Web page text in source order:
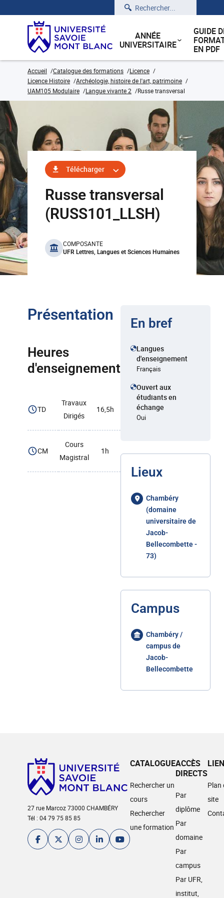
Rechercher
ANNÉE
UNIVERSITAIRE
GUIDE
EN PDF
Accueil Catalogue des formations
Licence
Licence Histoire
Archéologie, histoire de l'art, patrimoine
UAM105 Modulaire
Langue vivante 2 Russe transversal
Télécharger
Russe transversal
(RUSS101_LLSH)
benefits
COMPOSANTE
UFR Lettres, Langues et Sciences Humaines
Présentation
Heures
d'enseignement
TD
Travaux
Dirigés
16,5h
CM
Cours
Magistral
1h
En bref
Langues
d'enseignement
Français
Ouvert aux
étudiants en
échange
Oui
Lieux
Chambéry
(domaine
universitaire de
Jacob-
Bellecombette -
73)
Campus
Chambéry /
campus de
Jacob-
Bellecombette
27 rue Marcoz 73000 CHAMBÉRY
Tél : 04 79 75 85 85
CATALOGUE
Rechercher un
cours
Rechercher
une formation
ACCÈS
DIRECTS
Par
diplôme
Par
domaine
Par
campus
Par UFR,
institut,
Plan
site